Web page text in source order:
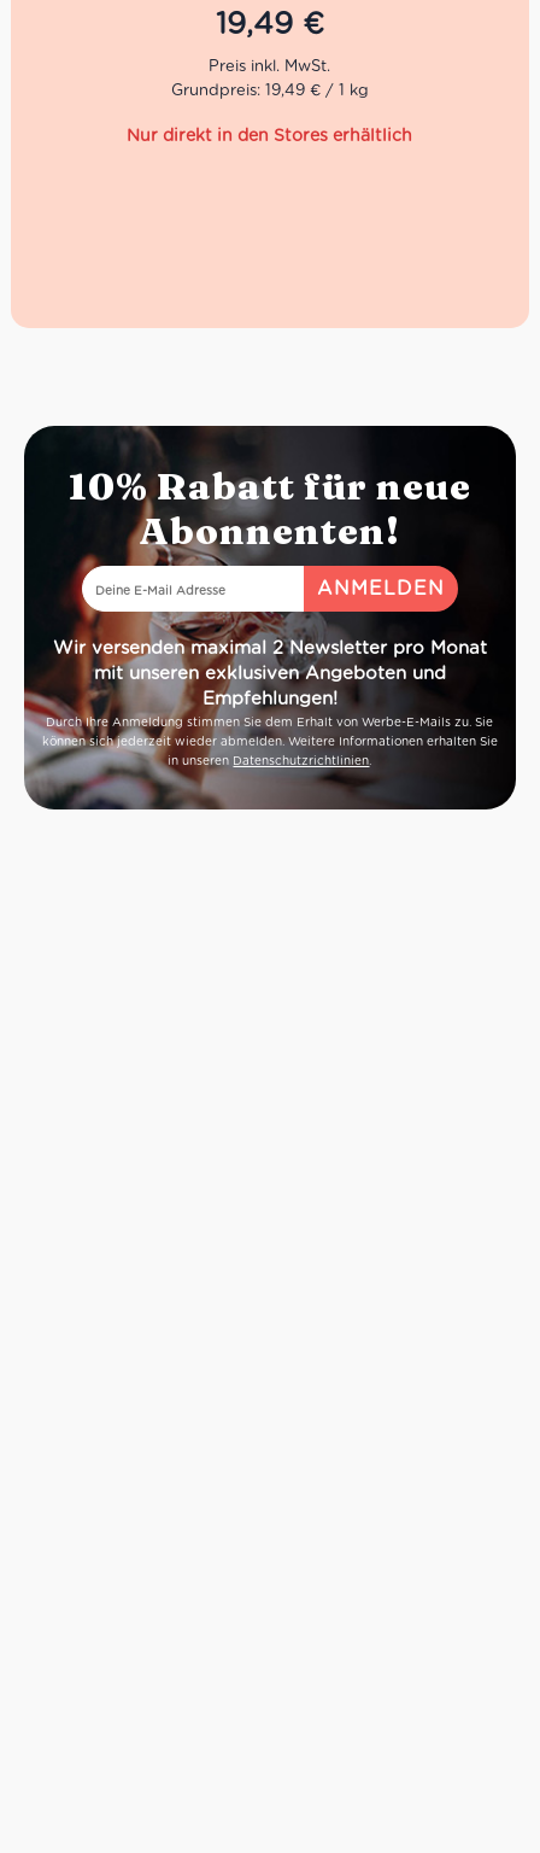
Wir führen den Zampone aus der italienischen Region
Emilia-Romagna in all unseren Centro Italia
Supermärkten. Unser Lieferant ist dabei der Hersteller:
Gianni Negrini, der seit über 65 Jahren hochwertige
19,49 €
Grundpreis: 19,49 € / 1 kg
10% Rabatt für neue
Abonnenten!
Wir versenden maximal 2 Newsletter pro Monat
mit unseren exklusiven Angeboten und
Empfehlungen!
Durch Ihre Anmeldung stimmen Sie dem Erhalt von Werbe-E-Mails zu. Sie
können sich jederzeit wieder abmelden. Weitere Informationen erhalten Sie
in unseren Datenschutzrichtlinien